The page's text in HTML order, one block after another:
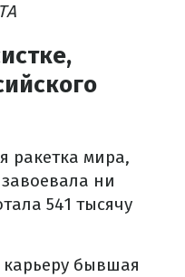
ракетка мира,
завоевала ни
541 тысячу
бывшая